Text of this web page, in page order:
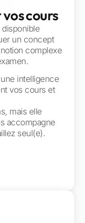
cours
disponible
un concept
complexe
intelligence
vos cours et
mais elle
accompagne
seul(e).